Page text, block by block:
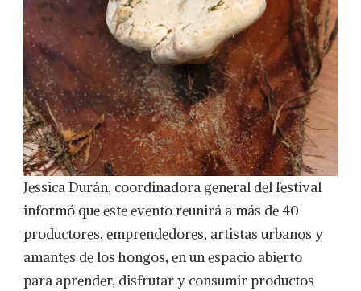
Jessica Durán, coordinadora general del festival
informó que este evento reunirá a más de 40
productores, emprendedores, artistas urbanos y
amantes de los hongos, en un espacio abierto
para aprender, disfrutar y consumir productos